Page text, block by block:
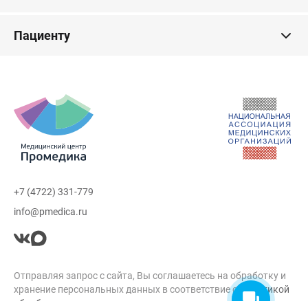
Пациенту
+7 (4722) 331-779
info@pmedica.ru
Отправляя запрос с сайта, Вы соглашаетесь на обработку и
хранение персональных данных в соответствие с Политикой